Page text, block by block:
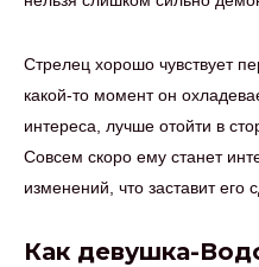
Стрелец хорошо чувствует
какой-то момент он
интереса, лучше отойти в
Совсем скоро ему станет
изменений, что заставит его
Как девушка-